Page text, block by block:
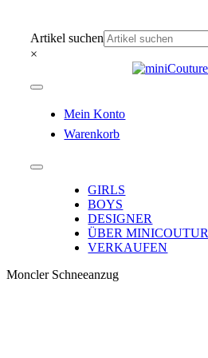
springenArtikel suchen
×
Toggle
Mein Konto
Warenkorb
Toggle
GIRLS
BOYS
DESIGNER
ÜBER
VERKAUFEN
Moncler Schneeanzug